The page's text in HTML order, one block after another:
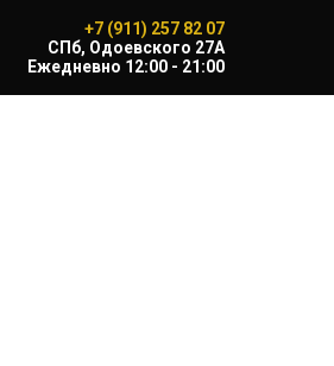
+7 (911) 257 82 07
CПб, Одоевского 27А
Ежедневно 12:00 - 21:00